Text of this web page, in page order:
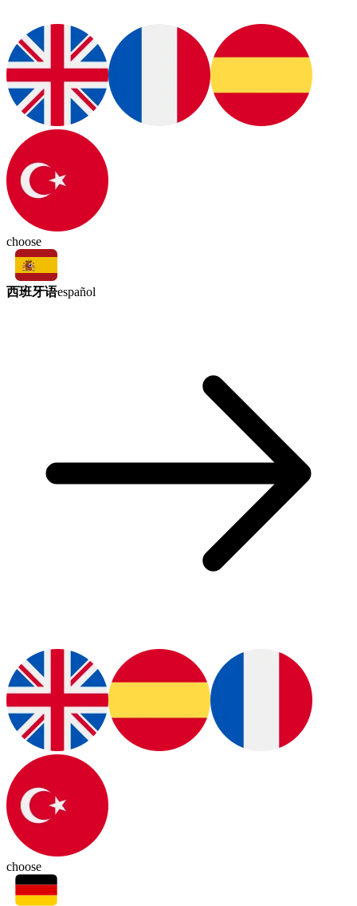
choose
西班牙语español
choose